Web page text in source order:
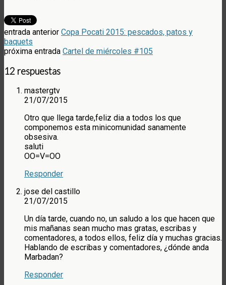
entrada anterior Copa Pocati 2015: pescados, patos y
baquets
próxima entrada Cartel de miércoles #105
12 respuestas
mastergtv
21/07/2015
Otro que llega tarde,feliz dia a todos los que
componemos esta minicomunidad sanamente
obsesiva.
saluti
OO=V=OO
Responder
jose del castillo
21/07/2015
Un día tarde, cuando no, un saludo a los que hacen que
mis mañanas sean mucho mas gratas, escribas y
comentadores, a todos ellos, feliz día y muchas gracias.
Hablando de escribas y comentadores, ¿dónde anda
Marbadan?
Responder